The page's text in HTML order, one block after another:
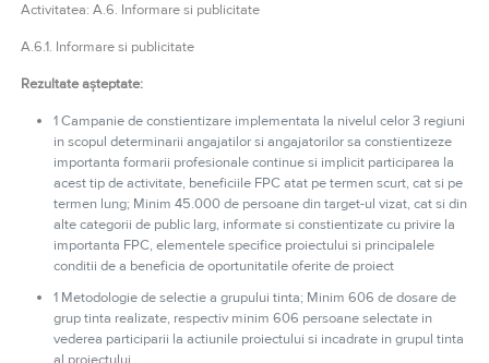
Activitatea: A.6. Informare si publicitate
A.6.1. Informare si publicitate
Rezultate așteptate:
1 Campanie de constientizare implementata la nivelul celor 3 regiuni
in scopul determinarii angajatilor si angajatorilor sa constientizeze
importanta formarii profesionale continue si implicit participarea la
acest tip de activitate, beneficiile FPC atat pe termen scurt, cat si pe
termen lung; Minim 45.000 de persoane din target-ul vizat, cat si din
alte categorii de public larg, informate si constientizate cu privire la
importanta FPC, elementele specifice proiectului si principalele
conditii de a beneficia de oportunitatile oferite de proiect
1 Metodologie de selectie a grupului tinta; Minim 606 de dosare de
grup tinta realizate, respectiv minim 606 persoane selectate in
vederea participarii la actiunile proiectului si incadrate in grupul tinta